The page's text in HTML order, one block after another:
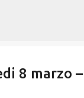
8 marzo –